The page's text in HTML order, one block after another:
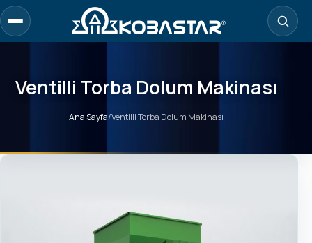
Ana
içeriğe
geç
Ventilli Torba Dolum Makinası
Ana Sayfa/Ventilli Torba Dolum Makinası